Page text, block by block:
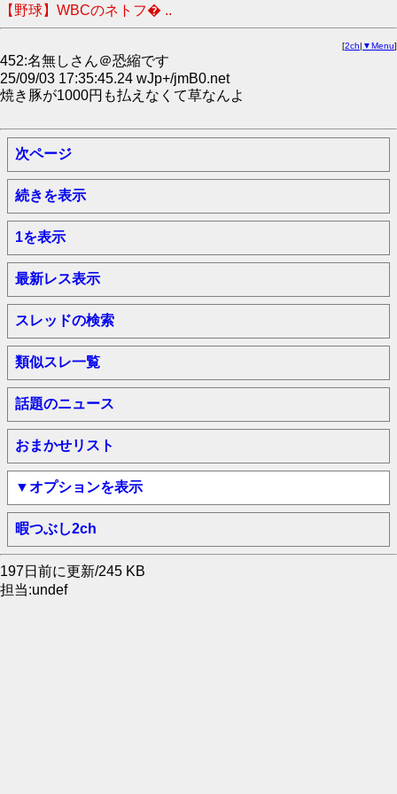
【野球】WBCのネトフ� ..
[2ch| ▼Menu]
452:名無しさん＠恐縮です
25/09/03 17:35:45.24 wJp+/jmB0.net
焼き豚が1000円も払えなくて草なんよ
次ページ
続きを表示
1を表示
最新レス表示
スレッドの検索
類似スレ一覧
話題のニュース
おまかせリスト
▼オプションを表示
暇つぶし2ch
197日前に更新/245 KB
担当:undef